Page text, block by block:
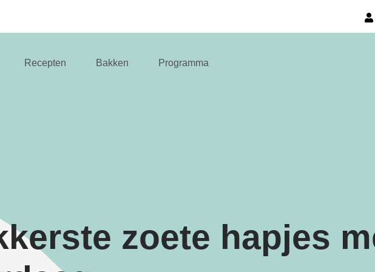
Recepten Bakken Programma
zoete hapjes